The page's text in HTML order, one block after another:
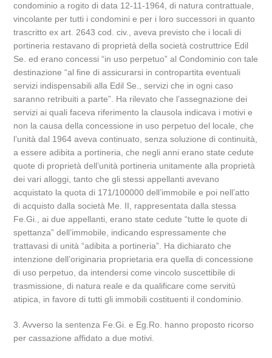
condominio a rogito di data 12-11-1964, di natura contrattuale,
vincolante per tutti i condomini e per i loro successori in quanto
trascritto ex art. 2643 cod. civ., aveva previsto che i locali di
portineria restavano di proprietà della società costruttrice Edil
Se. ed erano concessi “in uso perpetuo” al Condominio con tale
destinazione “al fine di assicurarsi in contropartita eventuali
servizi indispensabili alla Edil Se., servizi che in ogni caso
saranno retribuiti a parte”. Ha rilevato che l’assegnazione dei
servizi ai quali faceva riferimento la clausola indicava i motivi e
non la causa della concessione in uso perpetuo del locale, che
l’unità dal 1964 aveva continuato, senza soluzione di continuità,
a essere adibita a portineria, che negli anni erano state cedute
quote di proprietà dell’unità portineria unitamente alla proprietà
dei vari alloggi, tanto che gli stessi appellanti avevano
acquistato la quota di 171/100000 dell’immobile e poi nell’atto
di acquisto dalla società Me. II, rappresentata dalla stessa
Fe.Gi., ai due appellanti, erano state cedute “tutte le quote di
spettanza” dell’immobile, indicando espressamente che
trattavasi di unità “adibita a portineria”. Ha dichiarato che
intenzione dell’originaria proprietaria era quella di concessione
di uso perpetuo, da intendersi come vincolo suscettibile di
trasmissione, di natura reale e da qualificare come servitù
atipica, in favore di tutti gli immobili costituenti il condominio.
3. Avverso la sentenza Fe.Gi. e Eg.Ro. hanno proposto ricorso
per cassazione affidato a due motivi.